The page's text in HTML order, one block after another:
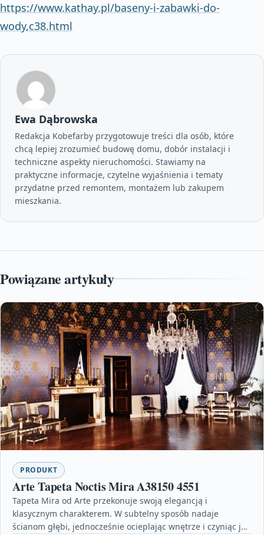
https://www.kathay.pl/baseny-i-zabawki-do-
wody,c38.html
Ewa Dąbrowska
Redakcja Kobefarby przygotowuje treści dla osób, które
chcą lepiej zrozumieć budowę domu, dobór instalacji i
techniczne aspekty nieruchomości. Stawiamy na
praktyczne informacje, czytelne wyjaśnienia i tematy
przydatne przed remontem, montażem lub zakupem
mieszkania.
Powiązane artykuły
PRODUKT
Arte Tapeta Noctis Mira A38150 4551
Tapeta Mira od Arte przekonuje swoją elegancją i
klasycznym charakterem. W subtelny sposób nadaje
ścianom głębi, jednocześnie ocieplając wnętrze i czyniąc je